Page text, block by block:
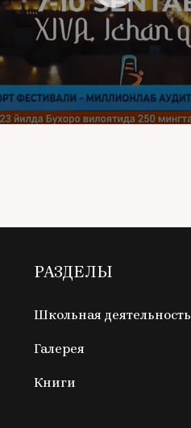
РАЗДЕЛЫ
Школьная деятельность
Галерея
Книги